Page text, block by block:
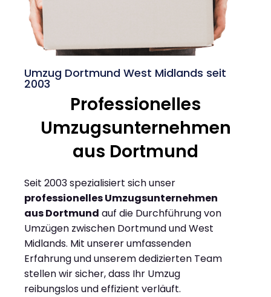
Umzug Dortmund West Midlands seit
2003
Professionelles
Umzugsunternehmen
aus Dortmund
Seit 2003 spezialisiert sich unser
professionelles Umzugsunternehmen
aus Dortmund auf die Durchführung von
Umzügen zwischen Dortmund und West
Midlands. Mit unserer umfassenden
Erfahrung und unserem dedizierten Team
stellen wir sicher, dass Ihr Umzug
reibungslos und effizient verläuft.